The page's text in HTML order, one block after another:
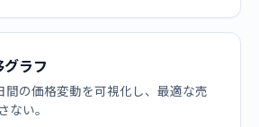
ラフ
間の価格変動を可視化し、最適な売
ない。